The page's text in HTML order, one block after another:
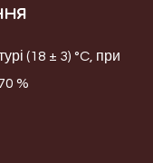
(18 ± 3) °C, при
%